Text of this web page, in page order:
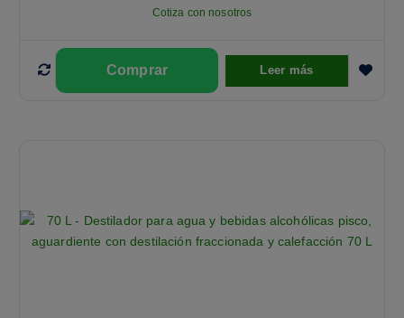
Cotiza con nosotros
Leer más